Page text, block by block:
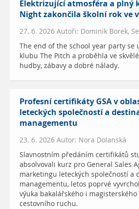
Elektrizující atmosféra a plný
Night zakončila školní rok ve
27. 6. 2026 Autoři: Dominik Borek,
The end of the school year party se
klubu The Pitch a proběhla ve
hudby, zábavy a dobré nálady.
Profesní certifikáty GSA v
leteckých společností a
managementu
23. 6. 2026 Autor: Nora Dolanská
Slavnostním předáním certifikátů
absolvovali kurz pro General Sales
marketingu leteckých společností a
managementu, letos poprvé
výuka bakalářského i
cestovního ruchu.